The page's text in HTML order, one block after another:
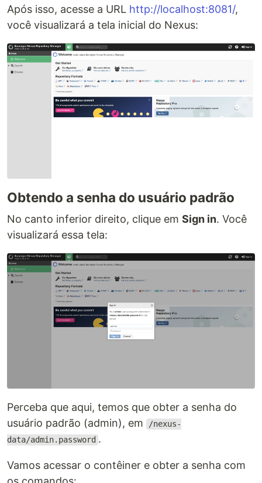
Após isso, acesse a URL http://localhost:8081/,
você visualizará a tela inicial do Nexus:
Obtendo a senha do usuário padrão
No canto inferior direito, clique em Sign in. Você
visualizará essa tela:
Perceba que aqui, temos que obter a senha do
usuário padrão (admin), em
/nexus-
data/admin.password .
Vamos acessar o contêiner e obter a senha com